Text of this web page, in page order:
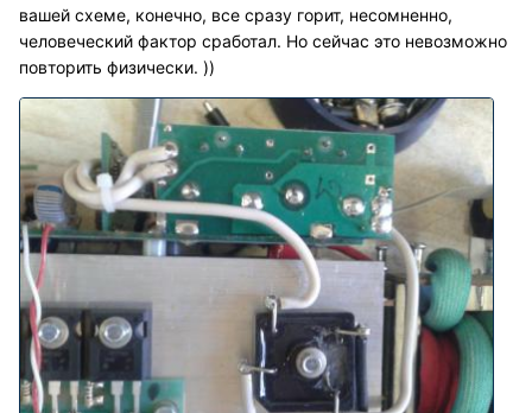
вашей схеме, конечно, все сразу горит, несомненно,
человеческий фактор сработал. Но сейчас это невозможно
повторить физически. ))